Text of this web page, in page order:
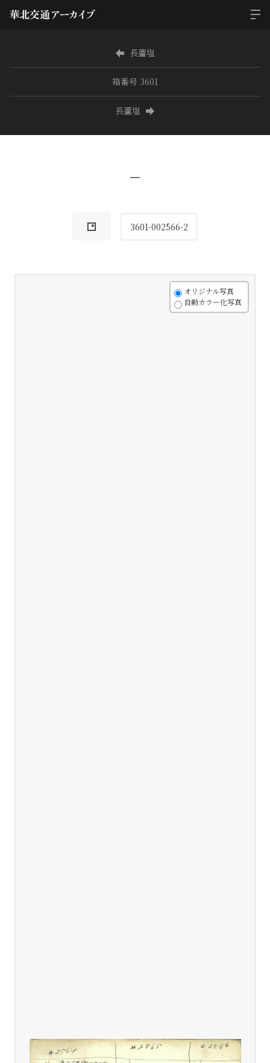
長蘆塩
箱番号 3601
長蘆塩
−
3601-002566-2
オリジナル写真
自動カラー化写真